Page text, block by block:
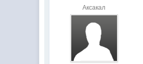
Аксакал